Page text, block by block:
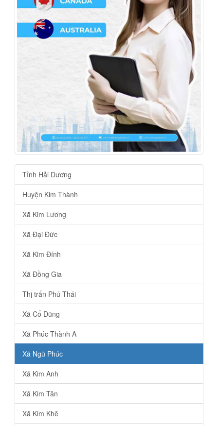
Tỉnh Hải Dương
Huyện Kim Thành
Xã Kim Lương
Xã Đại Đức
Xã Kim Đính
Xã Đồng Gia
Thị trấn Phú Thái
Xã Cổ Dũng
Xã Phúc Thành A
Xã Ngũ Phúc
Xã Kim Anh
Xã Kim Tân
Xã Kim Khê